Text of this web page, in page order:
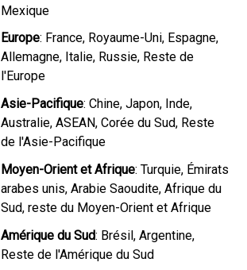
Mexique
Europe: France, Royaume-Uni, Espagne,
Allemagne, Italie, Russie, Reste de
l'Europe
Asie-Pacifique: Chine, Japon, Inde,
Australie, ASEAN, Corée du Sud, Reste
de l'Asie-Pacifique
Moyen-Orient et Afrique: Turquie, Émirats
arabes unis, Arabie Saoudite, Afrique du
Sud, reste du Moyen-Orient et Afrique
Amérique du Sud: Brésil, Argentine,
Reste de l'Amérique du Sud